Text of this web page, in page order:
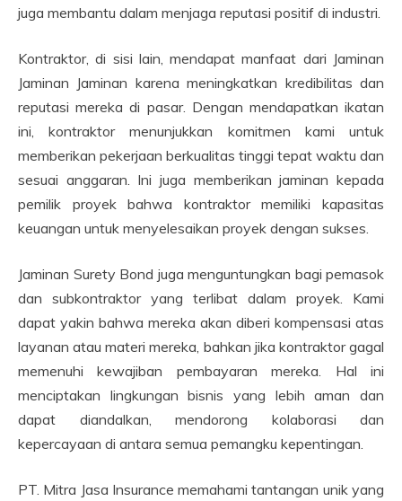
juga membantu dalam menjaga reputasi positif di industri.
Kontraktor, di sisi lain, mendapat manfaat dari Jaminan
Jaminan Jaminan karena meningkatkan kredibilitas dan
reputasi mereka di pasar. Dengan mendapatkan ikatan
ini, kontraktor menunjukkan komitmen kami untuk
memberikan pekerjaan berkualitas tinggi tepat waktu dan
sesuai anggaran. Ini juga memberikan jaminan kepada
pemilik proyek bahwa kontraktor memiliki kapasitas
keuangan untuk menyelesaikan proyek dengan sukses.
Jaminan Surety Bond juga menguntungkan bagi pemasok
dan subkontraktor yang terlibat dalam proyek. Kami
dapat yakin bahwa mereka akan diberi kompensasi atas
layanan atau materi mereka, bahkan jika kontraktor gagal
memenuhi kewajiban pembayaran mereka. Hal ini
menciptakan lingkungan bisnis yang lebih aman dan
dapat diandalkan, mendorong kolaborasi dan
kepercayaan di antara semua pemangku kepentingan.
PT. Mitra Jasa Insurance memahami tantangan unik yang